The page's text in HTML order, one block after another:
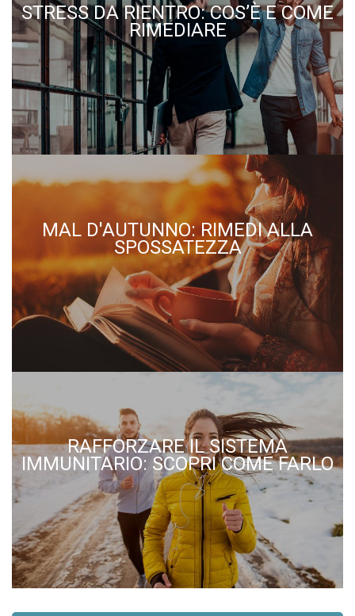
STRESS DA RIENTRO: COS’È E COME
RIMEDIARE
MAL D'AUTUNNO: RIMEDI ALLA
SPOSSATEZZA
RAFFORZARE IL SISTEMA
IMMUNITARIO: SCOPRI COME FARLO